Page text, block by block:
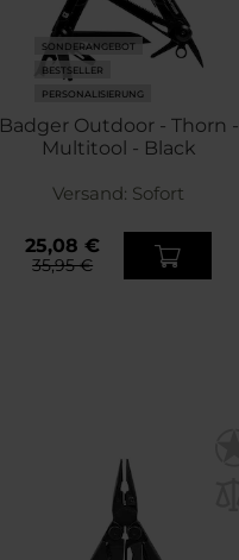
SONDERANGEBOT
BESTSELLER
PERSONALISIERUNG
Badger Outdoor - Thorn -
Multitool - Black
Versand: Sofort
25,08 €
35,95 €